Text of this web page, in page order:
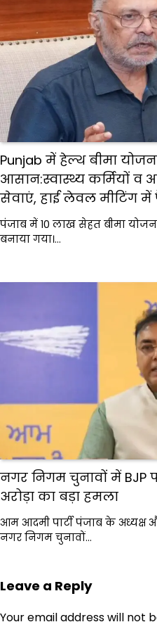
Punjab में हेल्थ बीमा
आसान:स्वास्थ्य कर्मियों व
सेवाएं, हाई लेवल मीटिंग
पंजाब में 10 लाख सेहत बीमा
बनाया गया।…
नगर निगम चुनावों में BJP
अरोड़ा का बड़ा हमला
आम आदमी पार्टी पंजाब के अध्यक्ष
नगर निगम चुनावों…
Leave a Reply
Your email address will not